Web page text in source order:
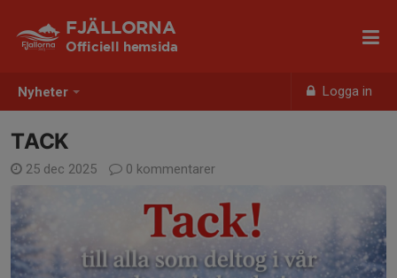
Nyheter Logga in
FJÄLLORNA
Officiell hemsida
TACK
25 dec 2025 0 kommentarer